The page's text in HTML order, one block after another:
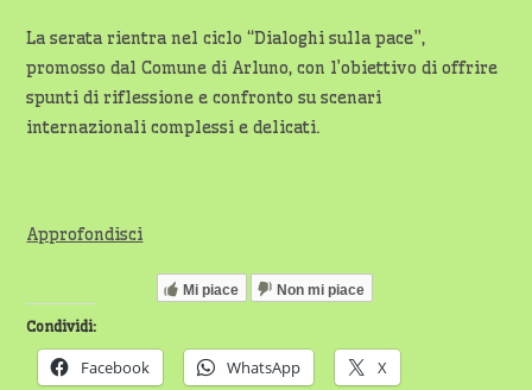
La serata rientra nel ciclo “Dialoghi sulla pace”,
promosso dal Comune di Arluno, con l’obiettivo di offrire
spunti di riflessione e confronto su scenari
internazionali complessi e delicati.
Approfondisci
Mi piace Non mi piace
Condividi:
Facebook WhatsApp X